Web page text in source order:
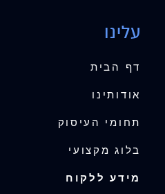
עלינו
דף הבית
אודותינו
תחומי העיסוק
בלוג מקצועי
מידע ללקוח